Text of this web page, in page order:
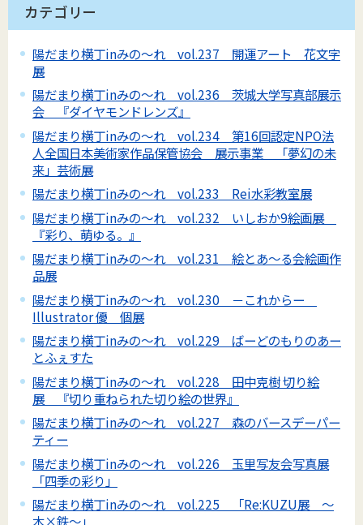
カテゴリー
陽だまり横丁inみの～れ vol.237 開運アート 花文字
展
陽だまり横丁inみの～れ vol.236 茨城大学写真部展示
会 『ダイヤモンドレンズ』
陽だまり横丁inみの～れ vol.234 第16回認定NPO法
人全国日本美術家作品保管協会 展示事業 「夢幻の未
来」芸術展
陽だまり横丁inみの～れ vol.233 Rei水彩教室展
陽だまり横丁inみの～れ vol.232 いしおか9絵画展
『彩り、萌ゆる。』
陽だまり横丁inみの～れ vol.231 絵とあ～る会絵画作
品展
陽だまり横丁inみの～れ vol.230 －これからー
Illustrator 優 個展
陽だまり横丁inみの～れ vol.229 ばーどのもりのあー
とふぇすた
陽だまり横丁inみの～れ vol.228 田中克樹 切り絵
展 『切り重ねられた切り絵の世界』
陽だまり横丁inみの～れ vol.227 森のバースデーパー
ティー
陽だまり横丁inみの～れ vol.226 玉里写友会写真展
「四季の彩り」
陽だまり横丁inみの～れ vol.225 「Re:KUZU展 ～
木×鉄～」